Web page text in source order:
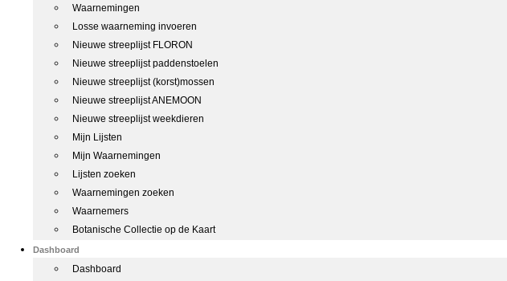
Waarnemingen
Losse waarneming invoeren
Nieuwe streeplijst FLORON
Nieuwe streeplijst paddenstoelen
Nieuwe streeplijst (korst)mossen
Nieuwe streeplijst ANEMOON
Nieuwe streeplijst weekdieren
Mijn Lijsten
Mijn Waarnemingen
Lijsten zoeken
Waarnemingen zoeken
Waarnemers
Botanische Collectie op de Kaart
Dashboard
Dashboard